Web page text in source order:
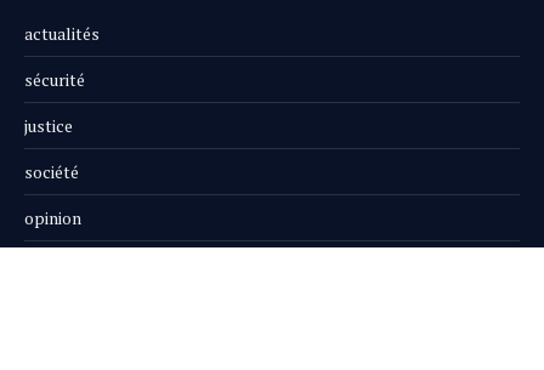
actualités
sécurité
justice
société
opinion